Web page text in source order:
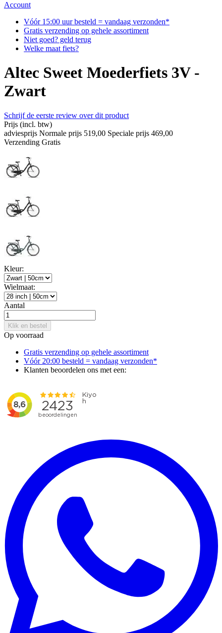
Account
Vóór 15:00 uur besteld = vandaag verzonden*
Gratis verzending op gehele assortiment
Niet goed? geld terug
Welke maat fiets?
Altec Sweet Moederfiets 3V -
Zwart
Schrijf de eerste review over dit product
Prijs (incl. btw)
adviesprijs Normale prijs 519,00 Speciale prijs 469,00
Verzending Gratis
Kleur:
Wielmaat:
Aantal
Klik en bestel
Op voorraad
Gratis verzending op gehele assortiment
Vóór 20:00 besteld = vandaag verzonden*
Klanten beoordelen ons met een: